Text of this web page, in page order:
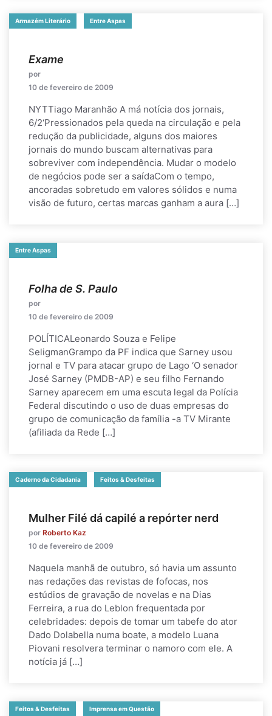
Armazém Literário Entre Aspas
Exame
por
10 de fevereiro de 2009
NYTTiago Maranhão A má notícia dos jornais,
6/2‘Pressionados pela queda na circulação e pela
redução da publicidade, alguns dos maiores
jornais do mundo buscam alternativas para
sobreviver com independência. Mudar o modelo
de negócios pode ser a saídaCom o tempo,
ancoradas sobretudo em valores sólidos e numa
visão de futuro, certas marcas ganham a aura […]
Entre Aspas
Folha de S. Paulo
por
10 de fevereiro de 2009
POLÍTICALeonardo Souza e Felipe
SeligmanGrampo da PF indica que Sarney usou
jornal e TV para atacar grupo de Lago ‘O senador
José Sarney (PMDB-AP) e seu filho Fernando
Sarney aparecem em uma escuta legal da Polícia
Federal discutindo o uso de duas empresas do
grupo de comunicação da família -a TV Mirante
(afiliada da Rede […]
Caderno da Cidadania Feitos & Desfeitas
Mulher Filé dá capilé a repórter nerd
por Roberto Kaz
10 de fevereiro de 2009
Naquela manhã de outubro, só havia um assunto
nas redações das revistas de fofocas, nos
estúdios de gravação de novelas e na Dias
Ferreira, a rua do Leblon frequentada por
celebridades: depois de tomar um tabefe do ator
Dado Dolabella numa boate, a modelo Luana
Piovani resolvera terminar o namoro com ele. A
notícia já […]
Feitos & Desfeitas Imprensa em Questão